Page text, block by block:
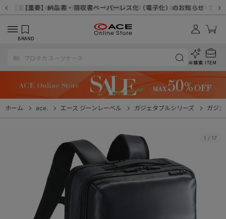
【重要】令和８年熊本地震に伴う配送への影響について
【重要】納品書・領収書ペーパーレス化（電子化）のお知らせ
【重要】天候不良や交通状況・物量増等に伴う配送への影響について
【重要】悪質な詐欺サイトにご注意ください
【重要】各種メールが届かない場合に関しまして
【重要】お問い合わせのご対応に関しまして
【重要】SNSのなりすまし詐欺にご注意ください
BRAND
AI検索 ITEM
ホーム ace. エース ジーンレーベル ガジェタブルシリーズ ガジ
1 / 17